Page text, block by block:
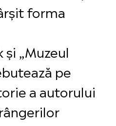
forma
și „Muzeul
pe
a autorului